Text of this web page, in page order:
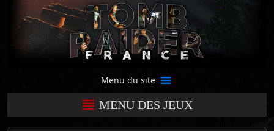
Menu du site
MENU DES JEUX